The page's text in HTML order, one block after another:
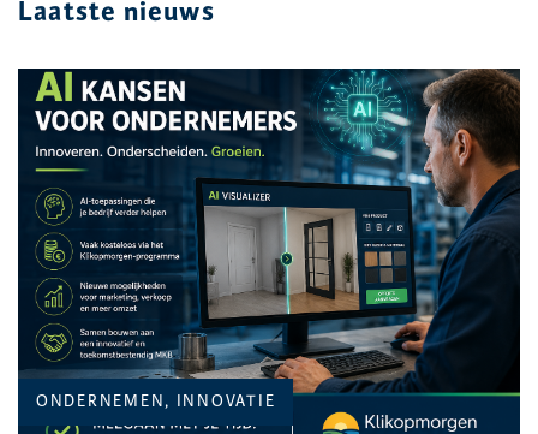
Laatste nieuws
ONDERNEMEN, INNOVATIE